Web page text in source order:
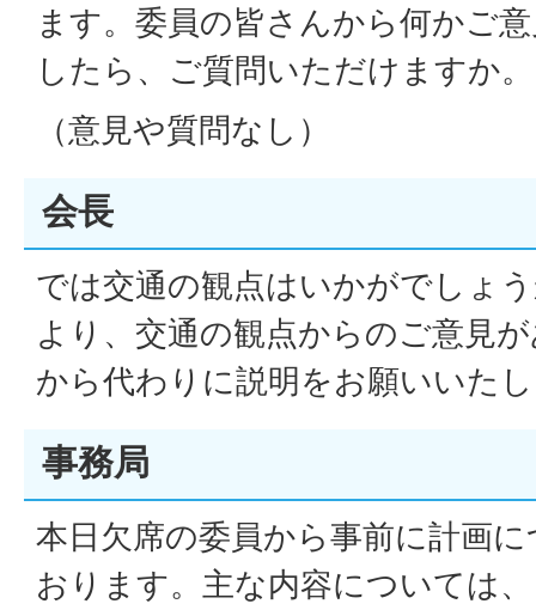
ます。委員の皆さんから何かご
したら、ご質問いただけますか。
（意見や質問なし）
会長
では交通の観点はいかがでしょ
より、交通の観点からのご意見
から代わりに説明をお願いいた
事務局
本日欠席の委員から事前に計画
おります。主な内容については